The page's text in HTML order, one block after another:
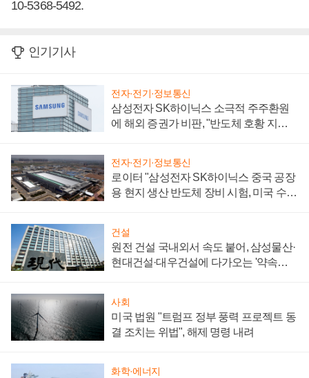
10-5368-5492.
인기기사
전자·전기·정보통신
삼성전자 SK하이닉스 소극적 주주환원
에 해외 증권가 비판, "반도체 호황 지속
전자·전기·정보통신
로이터 "삼성전자 SK하이닉스 중국 공장
용 현지 생산 반도체 장비 시험, 미국 수출
건설
원전 건설 국내외서 속도 붙어, 삼성물산·
현대건설·대우건설에 다가오는 '약속의
사회
미국 법원 "트럼프 정부 풍력 프로젝트 동
결 조치는 위법", 해제 명령 내려
화학·에너지